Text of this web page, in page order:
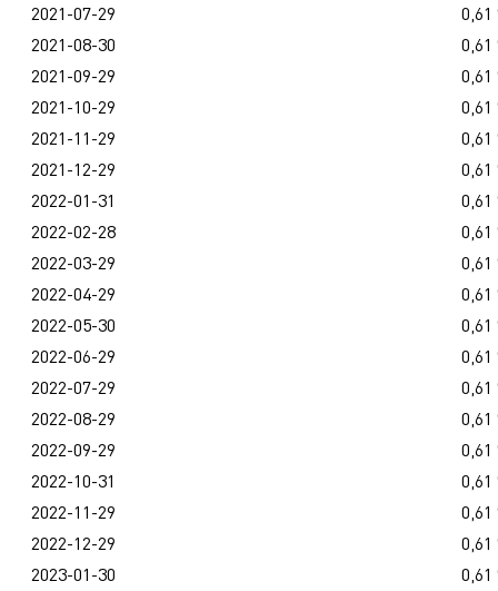
2021-07-29
0,61
2021-08-30
0,61
2021-09-29
0,61
2021-10-29
0,61
2021-11-29
0,61
2021-12-29
0,61
2022-01-31
0,61
2022-02-28
0,61
2022-03-29
0,61
2022-04-29
0,61
2022-05-30
0,61
2022-06-29
0,61
2022-07-29
0,61
2022-08-29
0,61
2022-09-29
0,61
2022-10-31
0,61
2022-11-29
0,61
2022-12-29
0,61
2023-01-30
0,61